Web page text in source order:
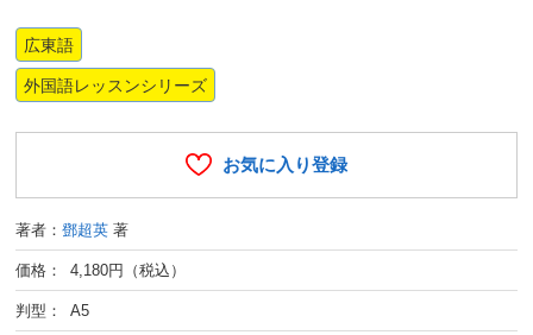
広東語
外国語レッスンシリーズ
お気に入り登録
著者：鄧超英 著
価格： 4,180円（税込）
判型： A5